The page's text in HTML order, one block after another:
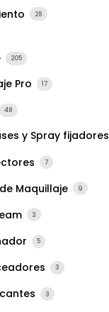
28
205
Pro 17
48
y Spray fijadores
7
Maquillaje 9
3
5
3
3